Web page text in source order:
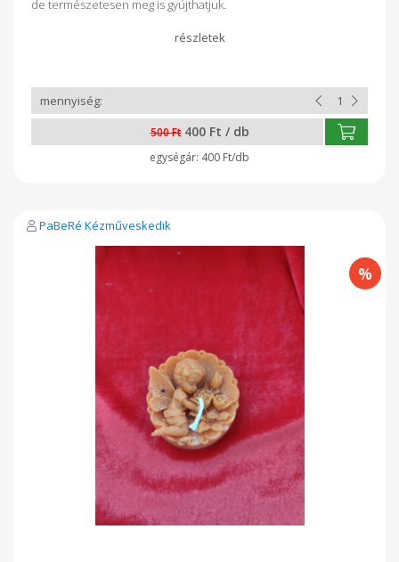
de természetesen meg is gyújthatjuk.
500 Ft 400 Ft / db
400 Ft/db
PaBeRé Kézműveskedik